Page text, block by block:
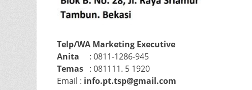
Telp/WA Marketing Executive
Anita : 0811-1286-945
Temas : 081111. 5 1920
Email : info.pt.tsp@gmail.com